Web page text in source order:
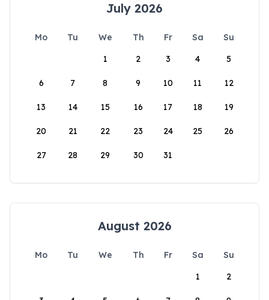
July 2026
Mo Tu We Th Fr Sa
Su
1
2 3 4 5
6 7 8 9 10 11 12
13 14 15 16 17 18 19
20 21 22 23 24 25 26
27 28 29 30 31
August 2026
Mo Tu We Th Fr Sa
Su
1
2